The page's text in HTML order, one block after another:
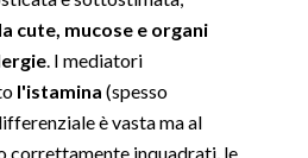
cute, mucose e organi
. I mediatori
l'istamina (spesso
è vasta ma al
correttamente inquadrati, le